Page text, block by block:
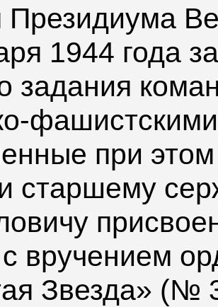
Президиума
1944 года
задания
при
старшему
вручением
Звезда» (№